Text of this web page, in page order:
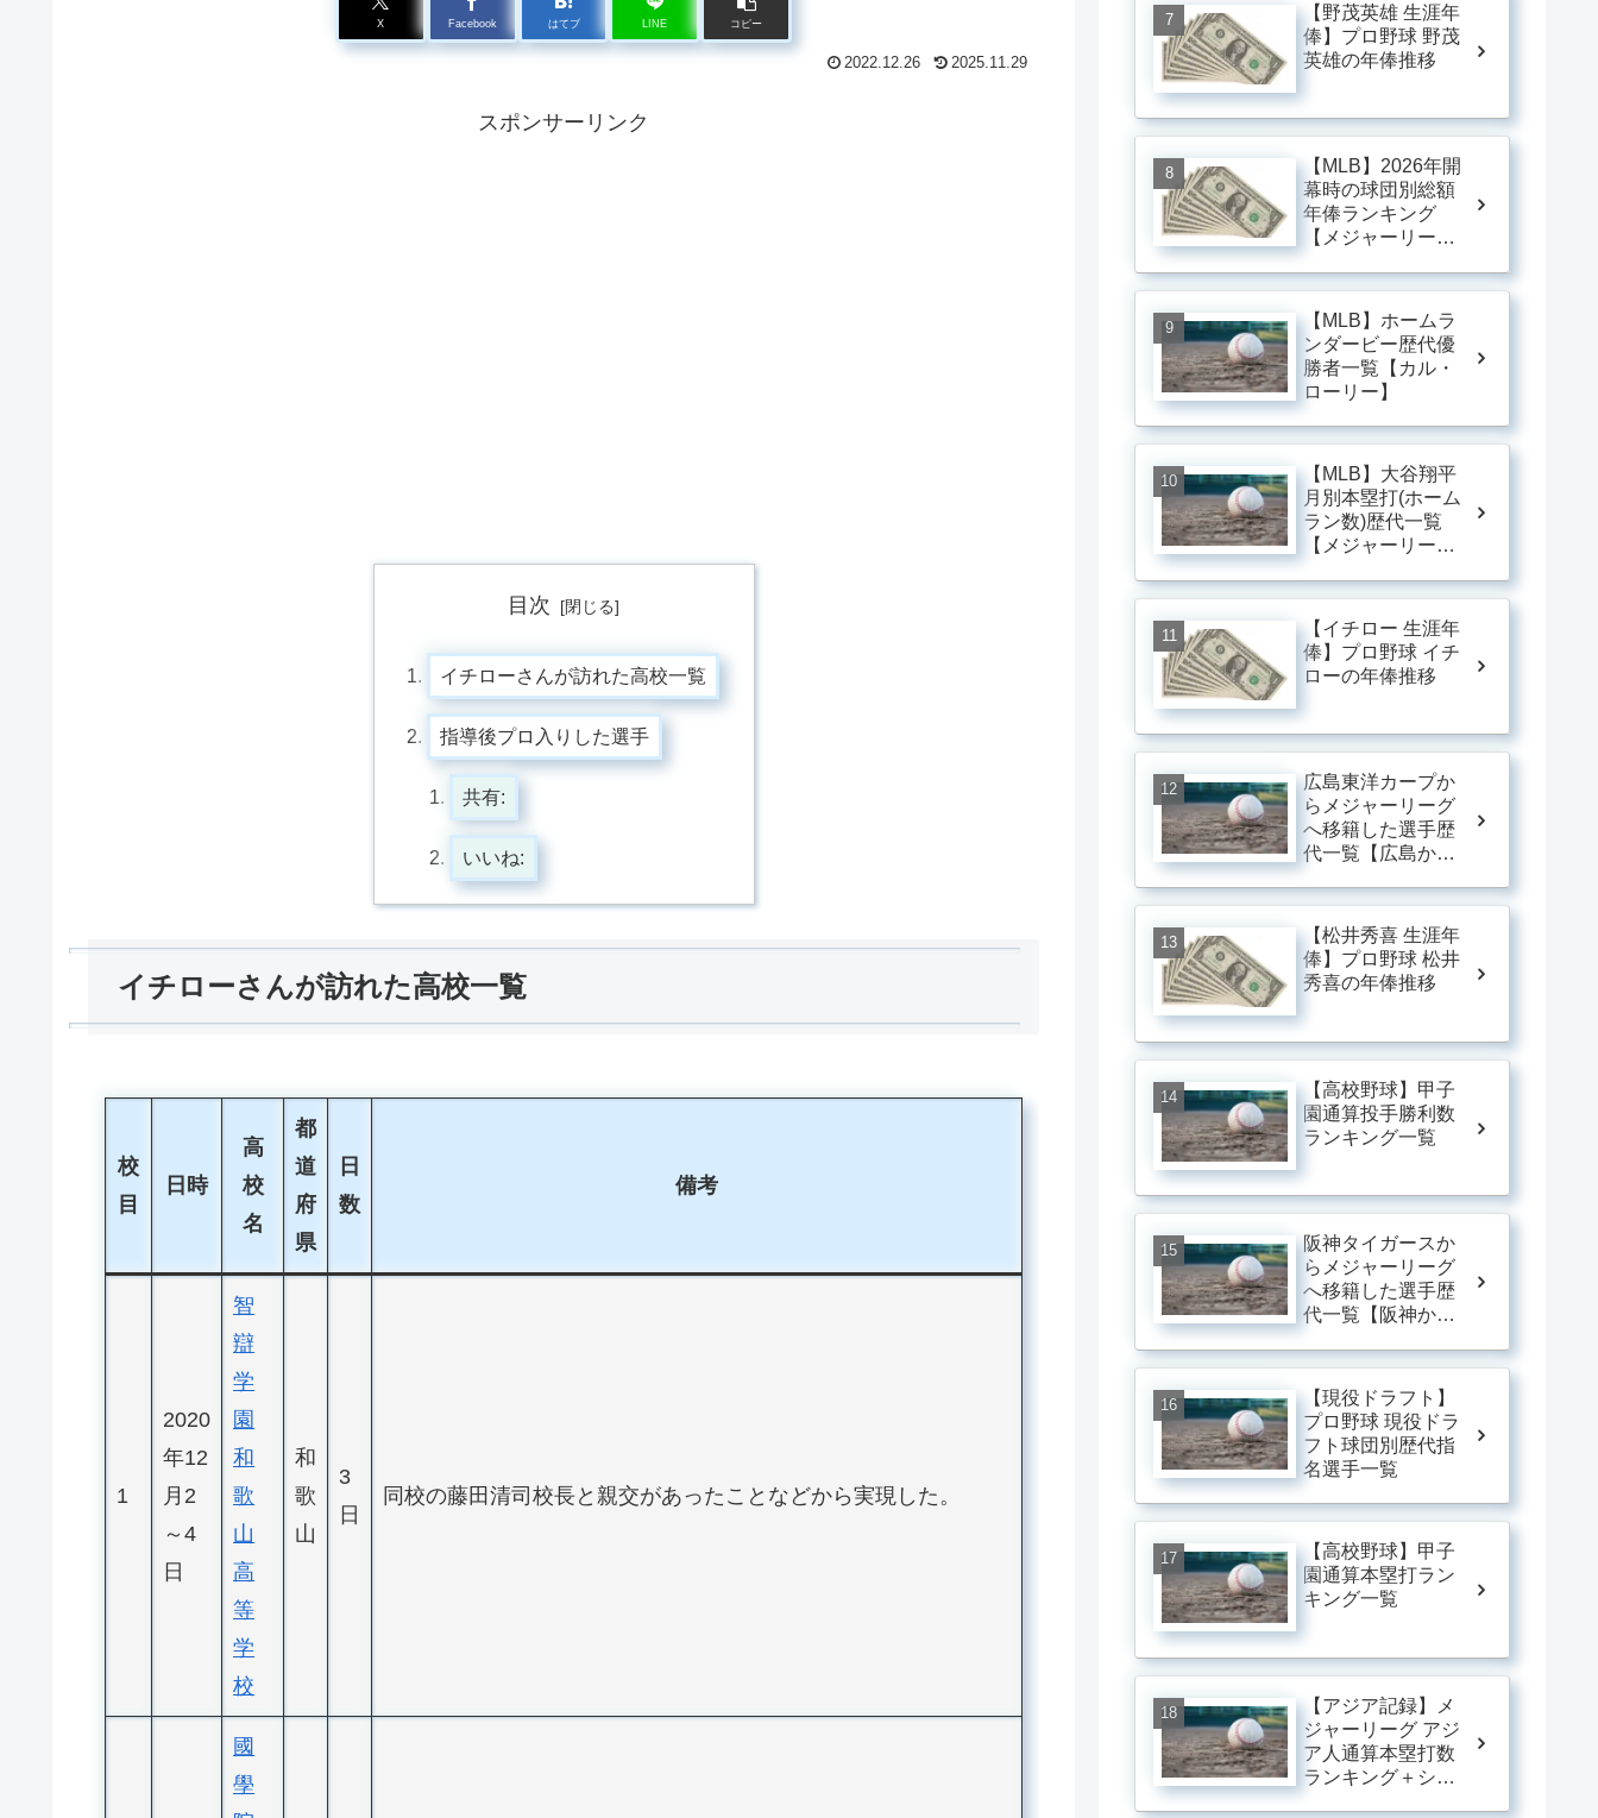
X Facebook はてブ LINE コピー
2022.12.26 2025.11.29
スポンサーリンク
目次
イチローさんが訪れた高校一覧
指導後プロ入りした選手
共有:
いいね:
イチローさんが訪れた高校一覧
校
目
日時
高
校
名
都
道
府
県
日
数
備考
1
2020
年12
月2
～4
日
智
辯
学
園
和
歌
山
高
等
学
校
和
歌
山
3
日
同校の藤田清司校長と親交があったことなどから実現した。
國
學
【野茂英雄 生涯年
俸】プロ野球 野茂
英雄の年俸推移
【MLB】2026年開
幕時の球団別総額
年俸ランキング
【メジャーリー
【MLB】ホームラ
ンダービー歴代優
勝者一覧【カル・
ローリー】
【MLB】大谷翔平
月別本塁打(ホーム
ラン数)歴代一覧
【メジャーリー
【イチロー 生涯年
俸】プロ野球 イチ
ローの年俸推移
広島東洋カープか
らメジャーリーグ
へ移籍した選手歴
代一覧【広島から
【松井秀喜 生涯年
俸】プロ野球 松井
秀喜の年俸推移
【高校野球】甲子
園通算投手勝利数
ランキング一覧
阪神タイガースか
らメジャーリーグ
へ移籍した選手歴
代一覧【阪神から
【現役ドラフト】
プロ野球 現役ドラ
フト球団別歴代指
名選手一覧
【高校野球】甲子
園通算本塁打ラン
キング一覧
【アジア記録】メ
ジャーリーグ アジ
ア人通算本塁打数
ランキング＋シー